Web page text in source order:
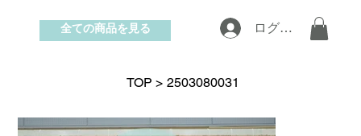
お問い合わせ
ログイン
全ての商品を見る
TOP > 2503080031